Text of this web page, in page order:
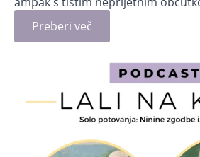
Preberi več